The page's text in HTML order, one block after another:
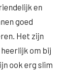
en
goed
Het zijn
om bij
ook erg slim